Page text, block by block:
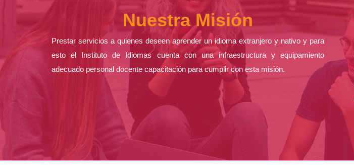
Nuestra Misión
Prestar servicios a quienes deseen aprender un idioma extranjero y nativo y para
esto el Instituto de Idiomas cuenta con una infraestructura y equipamiento
adecuado personal docente capacitación para cumplir con esta misión.